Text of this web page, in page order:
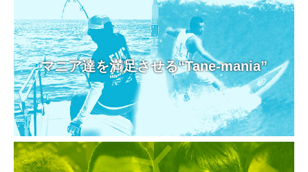
マニア達を満足させる“Tane-mania”